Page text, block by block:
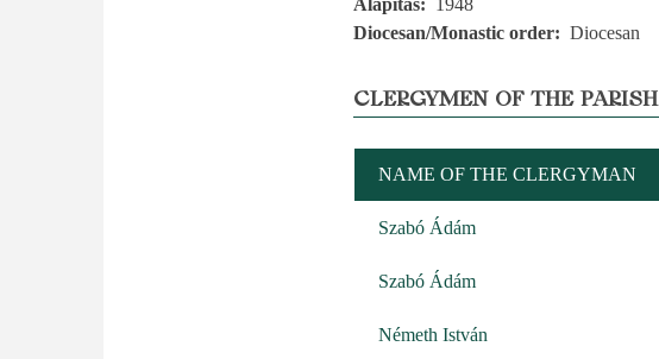
Alapítás
1948
Diocesan/Monastic order
Diocesan
CLERGYMEN OF THE PARISH
NAME OF THE CLERGYMAN
Szabó Ádám
Szabó Ádám
Németh István